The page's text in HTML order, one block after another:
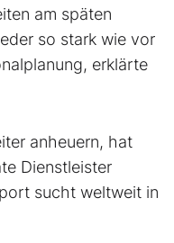
am späten
so stark wie vor
erklärte
anheuern, hat
Dienstleister
sucht weltweit in